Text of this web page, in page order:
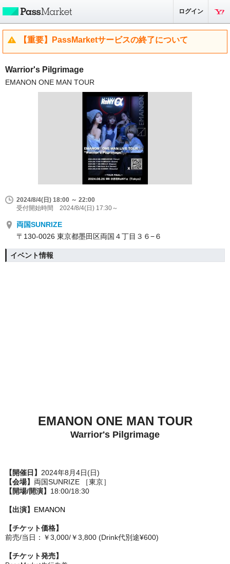
ログイン
【重要】PassMarketサービスの終了について
Warrior's Pilgrimage
EMANON ONE MAN TOUR
2024/8/4(日) 18:00 ～ 22:00
受付開始時間 2024/8/4(日) 17:30～
両国SUNRIZE
〒130-0026 東京都墨田区両国４丁目３６−６
イベント情報
EMANON ONE MAN TOUR
Warrior's Pilgrimage
【開催日】 2024年8月4日(日)
【会場】 両国SUNRIZE ［東京］
【開場/開演】 18:00/18:30
【出演】 EMANON
【チケット価格】
前売/当日：￥3,000/￥3,800 (Drink代別途¥600)
【チケット発売】